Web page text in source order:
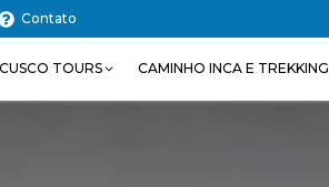
Contato
CUSCO TOURS CAMINHO INCA E TREKKING